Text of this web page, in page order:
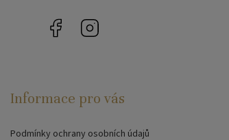
Facebook
Informace pro vás
Podmínky ochrany osobních údajů